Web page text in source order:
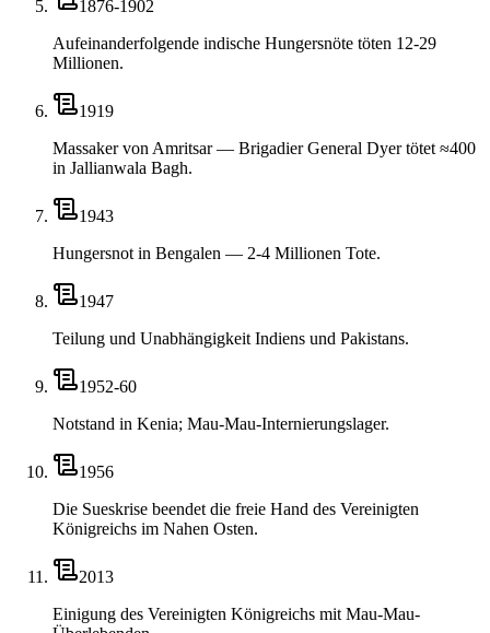
1876-1902
Aufeinanderfolgende indische Hungersnöte töten 12-29
Millionen.
1919
Massaker von Amritsar — Brigadier General Dyer tötet ≈400
in Jallianwala Bagh.
1943
Hungersnot in Bengalen — 2-4 Millionen Tote.
1947
Teilung und Unabhängigkeit Indiens und Pakistans.
1952-60
Notstand in Kenia; Mau-Mau-Internierungslager.
1956
Die Sueskrise beendet die freie Hand des Vereinigten
Königreichs im Nahen Osten.
2013
Einigung des Vereinigten Königreichs mit Mau-Mau-